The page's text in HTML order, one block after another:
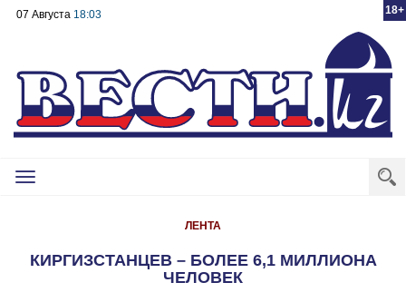
18+
07 Августа 18:03
Toggle
ЛЕНТА
КИРГИЗСТАНЦЕВ – БОЛЕЕ 6,1 МИЛЛИОНА
ЧЕЛОВЕК